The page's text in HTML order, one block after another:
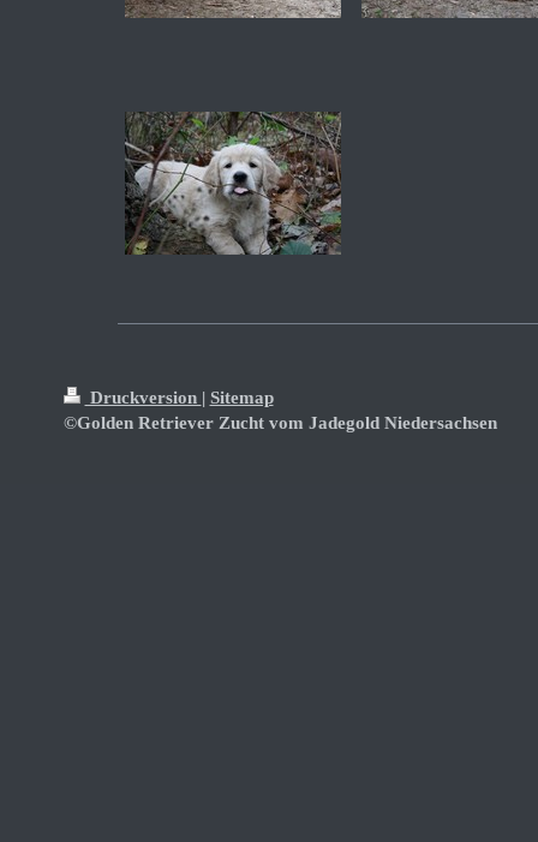
Druckversion | Sitemap
©Golden Retriever Zucht vom Jadegold Niedersachsen